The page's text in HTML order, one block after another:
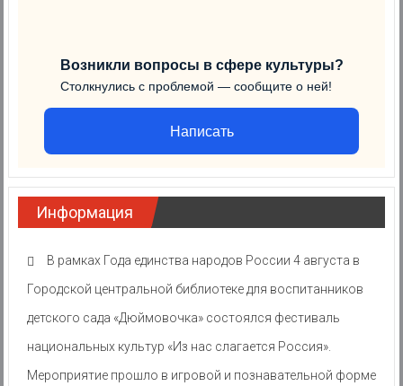
Возникли вопросы в сфере культуры?
Столкнулись с проблемой — сообщите о ней!
Написать
Информация
В рамках Года единства народов России 4 августа в
Городской центральной библиотеке для воспитанников
детского сада «Дюймовочка» состоялся фестиваль
национальных культур «Из нас слагается Россия».
Мероприятие прошло в игровой и познавательной форме